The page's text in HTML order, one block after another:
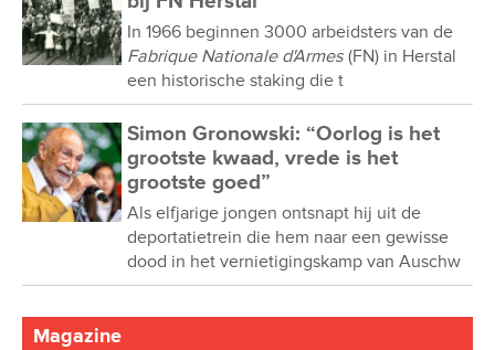
In 1966 beginnen 3000 arbeidsters van de
Fabrique Nationale d'Armes (FN) in Herstal
een historische staking die t
Simon Gronowski: “Oorlog is het
grootste kwaad, vrede is het
grootste goed”
Als elfjarige jongen ontsnapt hij uit de
deportatietrein die hem naar een gewisse
dood in het vernietigingskamp van Auschw
Magazine